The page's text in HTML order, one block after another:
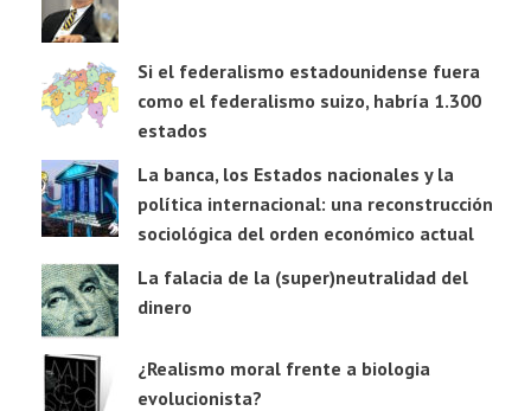
Si el federalismo estadounidense fuera
como el federalismo suizo, habría 1.300
estados
La banca, los Estados nacionales y la
política internacional: una reconstrucción
sociológica del orden económico actual
La falacia de la (super)neutralidad del
dinero
¿Realismo moral frente a biologia
evolucionista?